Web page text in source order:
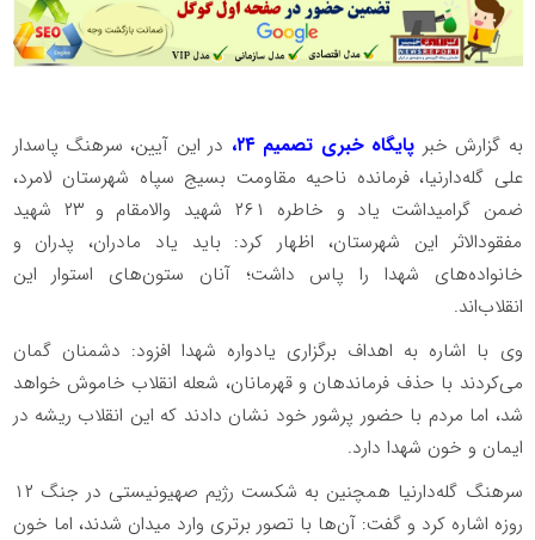
به گزارش خبر پایگاه خبری تصمیم ۲۴،
در این آیین، سرهنگ پاسدار
علی گله‌دارنیا، فرمانده ناحیه مقاومت بسیج سپاه شهرستان لامرد،
ضمن گرامیداشت یاد و خاطره ۲۶۱ شهید والامقام و ۲۳ شهید
مفقودالاثر این شهرستان، اظهار کرد: باید یاد مادران، پدران و
خانواده‌های شهدا را پاس داشت؛ آنان ستون‌های استوار این
انقلاب‌اند.
وی با اشاره به اهداف برگزاری یادواره شهدا افزود: دشمنان گمان
می‌کردند با حذف فرماندهان و قهرمانان، شعله انقلاب خاموش خواهد
شد، اما مردم با حضور پرشور خود نشان دادند که این انقلاب ریشه در
ایمان و خون شهدا دارد.
سرهنگ گله‌دارنیا همچنین به شکست رژیم صهیونیستی در جنگ ۱۲
روزه اشاره کرد و گفت: آن‌ها با تصور برتری وارد میدان شدند، اما خون